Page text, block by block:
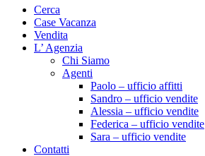
Cerca
Case Vacanza
Vendita
L’ Agenzia
Chi Siamo
Agenti
Paolo – ufficio affitti
Sandro – ufficio vendite
Alessia – ufficio vendite
Federica – ufficio vendite
Sara – ufficio vendite
Contatti